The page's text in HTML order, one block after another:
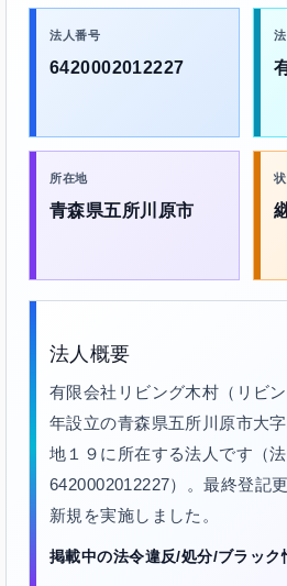
法人番号
6420002012227
所在地
青森県五所川原市
法人概要
有限会社リビング木村（リビ
年設立の青森県五所川原市大
地１９に所在する法人です（
6420002012227）。最終登記
新規を実施しました。
掲載中の法令違反/処分/ブラック